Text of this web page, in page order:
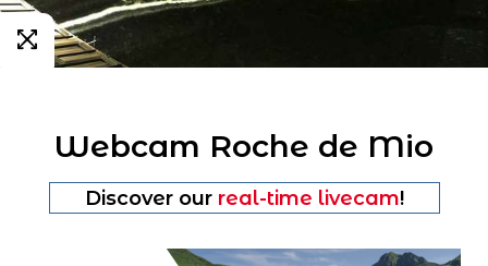
Webcam Roche de Mio
Discover our real-time livecam!